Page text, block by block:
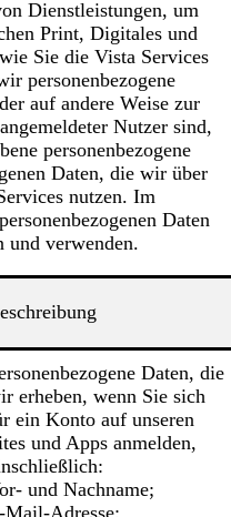
Dienstleistungen, um
Print, Digitales und
Sie die Vista Services
personenbezogene
auf andere Weise zur
Nutzer sind,
personenbezogene
Daten, die wir über
nutzen. Im
Daten
und verwenden.
Daten, die
erheben, wenn Sie sich
ein Konto auf unseren
und Apps anmelden,
und Nachname;
Mail-Adresse;